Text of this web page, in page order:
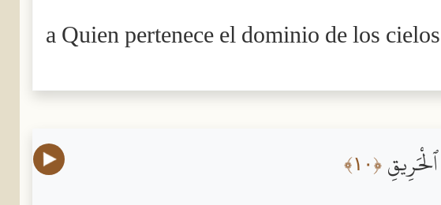
a Quien pertenece el dominio de los
﴿١٠﴾